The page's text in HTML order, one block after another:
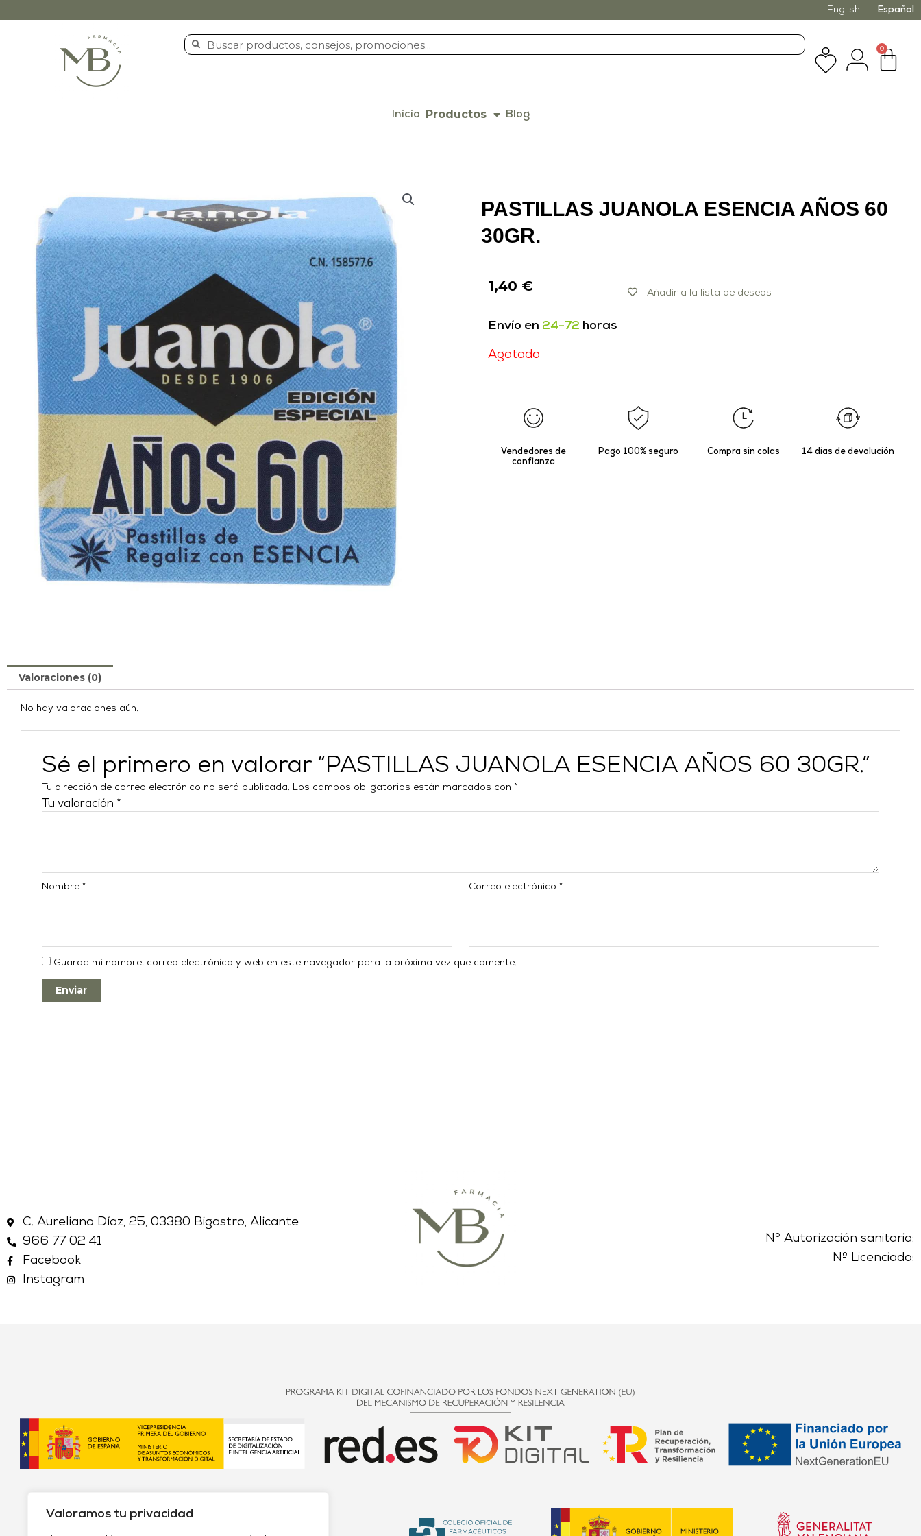
Valoramos tu privacidad
English Español
0
Inicio Productos Blog
PASTILLAS JUANOLA ESENCIA AÑOS 60
30GR.
1,40 € Añadir a la lista de deseos
Envío en 24-72 horas
Agotado
Vendedores de
confianza
Pago 100% seguro Compra sin colas 14 días de devolución
Valoraciones (0)
No hay valoraciones aún.
Sé el primero en valorar “PASTILLAS JUANOLA ESENCIA AÑOS 60 30GR.”
Tu dirección de correo electrónico no será publicada. Los campos obligatorios están marcados con*
Tu valoración *
Nombre* Correo electrónico*
Guarda mi nombre, correo electrónico y web en este navegador para la próxima vez que comente.
C. Aureliano Díaz, 25, 03380 Bigastro, Alicante
966 77 02 41
Facebook
Instagram
Nº Autorización sanitaria:
Nº Licenciado: